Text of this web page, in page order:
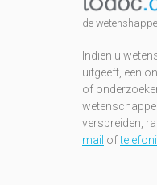
de
Indien u
uitgeeft, een
of
verspreiden,
mail of